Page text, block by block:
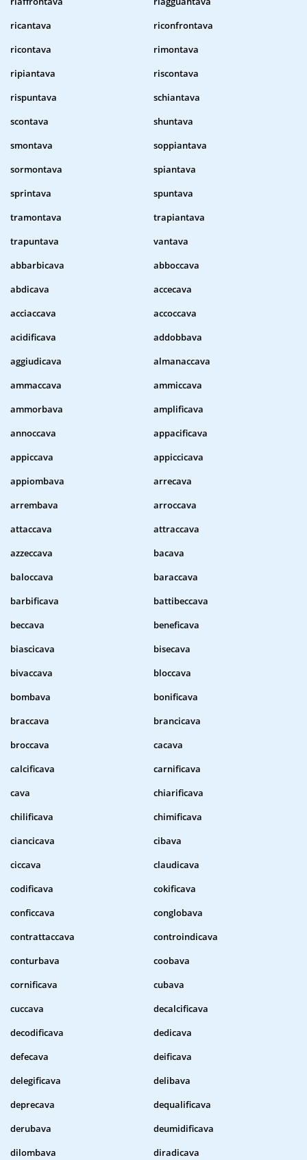
ricantava
riconfrontava
ricontava
rimontava
ripiantava
riscontava
rispuntava
schiantava
scontava
shuntava
smontava
soppiantava
sormontava
spiantava
sprintava
spuntava
tramontava
trapiantava
trapuntava
vantava
abbarbicava
abboccava
abdicava
accecava
acciaccava
accoccava
acidificava
addobbava
aggiudicava
almanaccava
ammaccava
ammiccava
ammorbava
amplificava
annoccava
appacificava
appiccava
appiccicava
appiombava
arrecava
arrembava
arroccava
attaccava
attraccava
azzeccava
bacava
baloccava
baraccava
barbificava
battibeccava
beccava
beneficava
biascicava
bisecava
bivaccava
bloccava
bombava
bonificava
braccava
brancicava
broccava
cacava
calcificava
carnificava
cava
chiarificava
chilificava
chimificava
ciancicava
cibava
ciccava
claudicava
codificava
cokificava
conficcava
conglobava
contrattaccava
controindicava
conturbava
coobava
cornificava
cubava
cuccava
decalcificava
decodificava
dedicava
defecava
deificava
delegificava
delibava
deprecava
dequalificava
derubava
deumidificava
dilombava
diradicava